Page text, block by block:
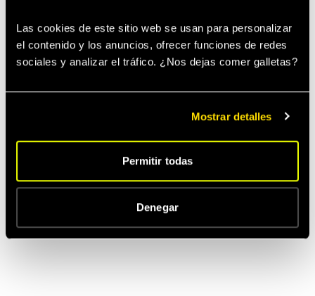
Las cookies de este sitio web se usan para personalizar
el contenido y los anuncios, ofrecer funciones de redes
Mostrar detalles
Permitir todas
Denegar